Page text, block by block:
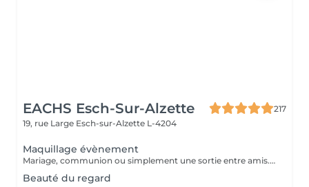
EACHS Esch-Sur-Alzette
217
19, rue Large Esch-sur-Alzette L-4204
Maquillage évènement
Mariage, communion ou simplement une sortie entre amis. Notre maquilleuse professionnelle s'adapte à vos envies et besoins. N'attendez plus et réservez ce service d'exception qui sera la touche finale à votre évènement.
Beauté du regard